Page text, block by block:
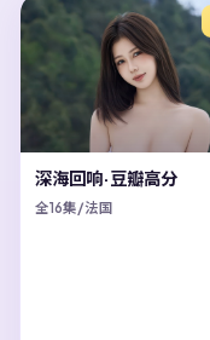
深海回响·豆瓣高分
全16集/法国